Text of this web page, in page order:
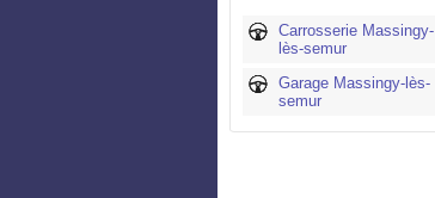
Carrosserie Massingy-
lès-semur
Garage Massingy-lès-
semur